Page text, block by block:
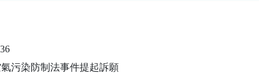
污染防制法事件提起訴願